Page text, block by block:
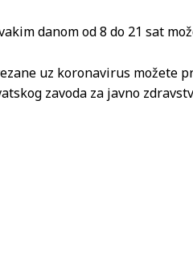
danom od 8 do 21 sat
uz koronavirus možete
zavoda za javno